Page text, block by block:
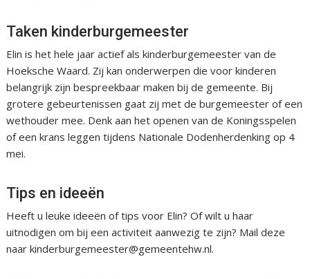
Taken kinderburgemeester
Elin is het hele jaar actief als kinderburgemeester van de
Hoeksche Waard. Zij kan onderwerpen die voor kinderen
belangrijk zijn bespreekbaar maken bij de gemeente. Bij
grotere gebeurtenissen gaat zij met de burgemeester of een
wethouder mee. Denk aan het openen van de Koningsspelen
of een krans leggen tijdens Nationale Dodenherdenking op 4
mei.
Tips en ideeën
Heeft u leuke ideeën of tips voor Elin? Of wilt u haar
uitnodigen om bij een activiteit aanwezig te zijn? Mail deze
naar kinderburgemeester@gemeentehw.nl.